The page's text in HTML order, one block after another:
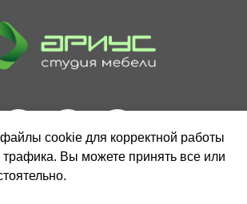
cookie для корректной работы
трафика. Вы можете принять все или